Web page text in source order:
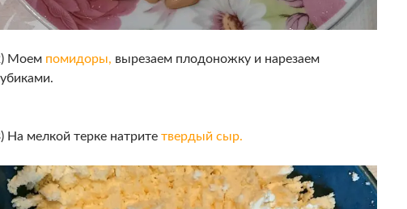
Моем помидоры, вырезаем плодоножку и нарезаем
На мелкой терке натрите твердый сыр.